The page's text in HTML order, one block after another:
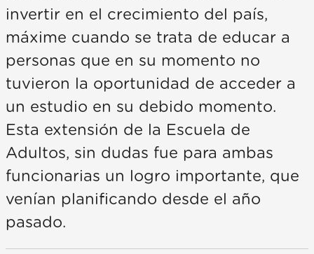
invertir en el crecimiento del país,
máxime cuando se trata de educar a
personas que en su momento no
tuvieron la oportunidad de acceder a
un estudio en su debido momento.
Esta extensión de la Escuela de
Adultos, sin dudas fue para ambas
funcionarias un logro importante, que
venían planificando desde el año
pasado.